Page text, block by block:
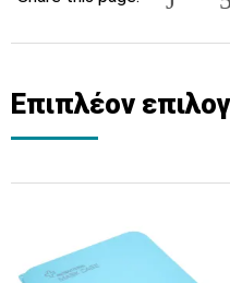
Επιπλέον